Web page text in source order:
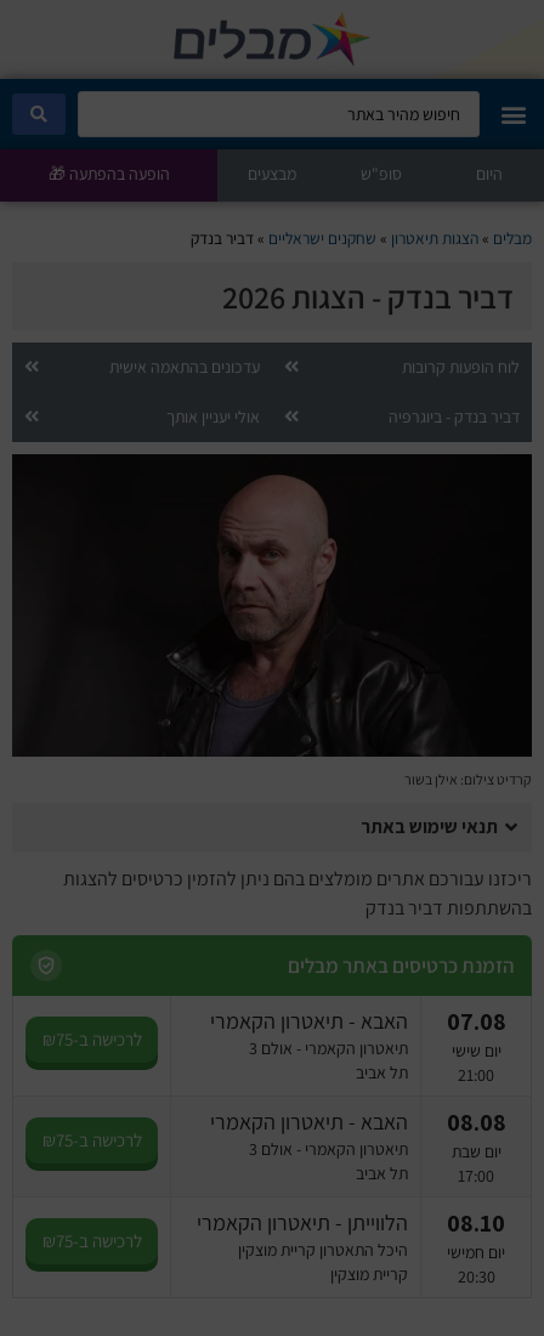
מבלים קלאב
הופעות היום
סטנדאפ
הצגות ילדים
הופעות חיות
היום סופ"ש מבצעים הופעה בהפתעה 🎁
מבלים »הצגות תיאטרון » שחקנים ישראליים » דביר בנדק
דביר בנדק - הצגות 2026
לוח הופעות קרובות עדכונים בהתאמה אישית
דביר בנדק - ביוגרפיה אולי יעניין אותך
קרדיט צילום: אילן בשור
תנאי שימוש באתר
ריכזנו עבורכם אתרים מומלצים בהם ניתן להזמין כרטיסים להצגות
בהשתתפות דביר בנדק
הזמנת כרטיסים באתר מבלים
07.08
יום שישי
21:00
האבא - תיאטרון הקאמרי
תיאטרון הקאמרי - אולם 3
תל אביב
לרכישה ב-₪75
08.08
יום שבת
17:00
האבא - תיאטרון הקאמרי
תיאטרון הקאמרי - אולם 3
תל אביב
לרכישה ב-₪75
08.10
יום חמישי
20:30
הלווייתן - תיאטרון הקאמרי
היכל התאטרון קריית מוצקין
קריית מוצקין
לרכישה ב-₪75